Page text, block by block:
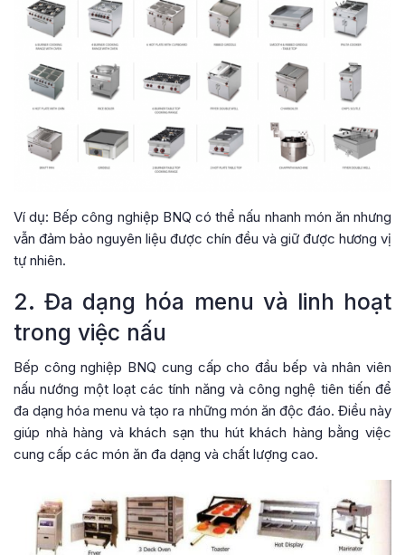
Ví dụ: Bếp công nghiệp BNQ có thể nấu nhanh món ăn nhưng
vẫn đảm bảo nguyên liệu được chín đều và giữ được hương vị
tự nhiên.
2. Đa dạng hóa menu và linh hoạt
trong việc nấu
Bếp công nghiệp BNQ cung cấp cho đầu bếp và nhân viên
nấu nướng một loạt các tính năng và công nghệ tiên tiến để
đa dạng hóa menu và tạo ra những món ăn độc đáo. Điều này
giúp nhà hàng và khách sạn thu hút khách hàng bằng việc
cung cấp các món ăn đa dạng và chất lượng cao.